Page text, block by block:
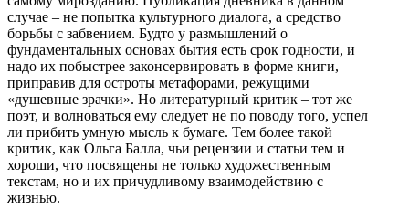
случае – не попытка культурного диалога, а средство
борьбы с забвением. Будто у размышлений о
фундаментальных основах бытия есть срок годности, и
надо их побыстрее законсервировать в форме книги,
приправив для остроты метафорами, режущими
«душевные зрачки». Но литературный критик – тот же
поэт, и волноваться ему следует не по поводу того, успел
ли прибить умную мысль к бумаге. Тем более такой
критик, как Ольга Балла, чьи рецензии и статьи тем и
хороши, что посвящены не только художественным
текстам, но и их причудливому взаимодействию с
жизнью.